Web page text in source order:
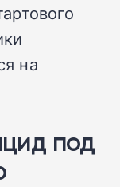
на
под